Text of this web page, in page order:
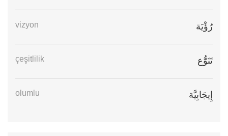
رُؤْيَة vizyon
تَنَوُّع çeşitlilik
إِيجَابِيَّة olumlu